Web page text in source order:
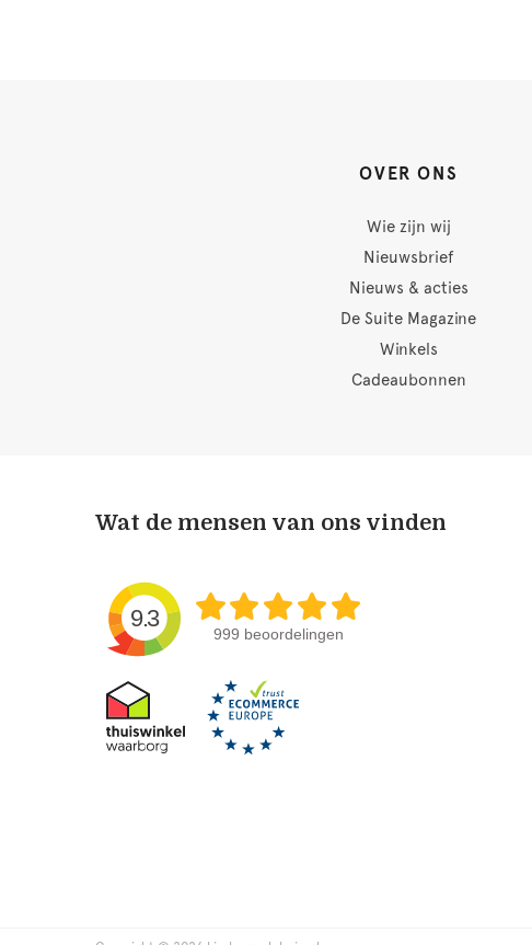
OVER ONS
Wie zijn wij
Nieuwsbrief
Nieuws & acties
De Suite Magazine
Winkels
Cadeaubonnen
Wat de mensen van ons vinden
9.3
999 beoordelingen